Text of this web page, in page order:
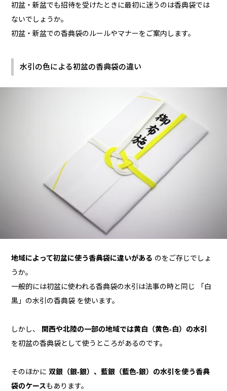
初盆・新盆でも招待を受けたときに最初に迷うのは香典袋では
ないでしょうか。
初盆・新盆での香典袋のルールやマナーをご案内します。
水引の色による初盆の香典袋の違い
地域によって初盆に使う香典袋に違いがある のをご存じでしょ
うか。
一般的には初盆に使われる香典袋の水引は法事の時と同じ 「白
黒」の水引の香典袋 を使います。
しかし、
関西や北陸の一部の地域では黄白（黄色-白）の水引
を初盆の香典袋として使うところがあるのです。
そのほかに 双銀（銀-銀）、藍銀（藍色-銀）の水引を使う香典
袋のケースもあります。